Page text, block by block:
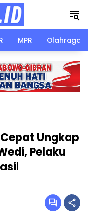
MPR Olahraga
Ungkap
Pelaku